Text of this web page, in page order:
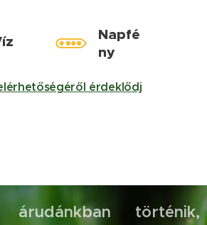
Napfé
ny
érdeklődj
történik,